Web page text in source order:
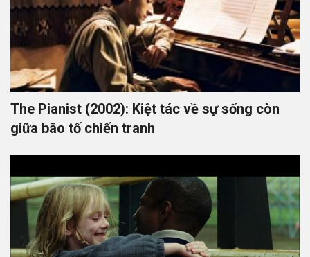
The Pianist (2002): Kiệt tác về sự sống còn
giữa bão tố chiến tranh